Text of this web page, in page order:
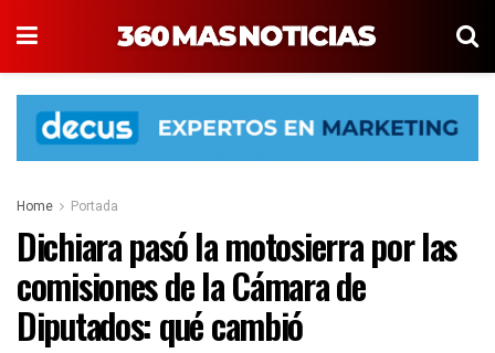
Home Portada
Dichiara pasó la motosierra por las
comisiones de la Cámara de
Diputados: qué cambió